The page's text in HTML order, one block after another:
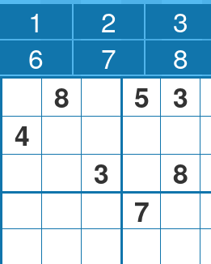
1 2 3
6
7 8
8 5 3
4
3
8
7